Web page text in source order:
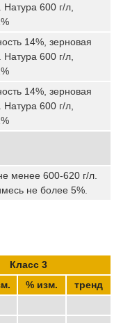
600 г/л,
14%, зерновая
600 г/л,
14%, зерновая
600 г/л,
менее 600-620 г/л.
не более 5%.
Класс 3
% изм. тренд